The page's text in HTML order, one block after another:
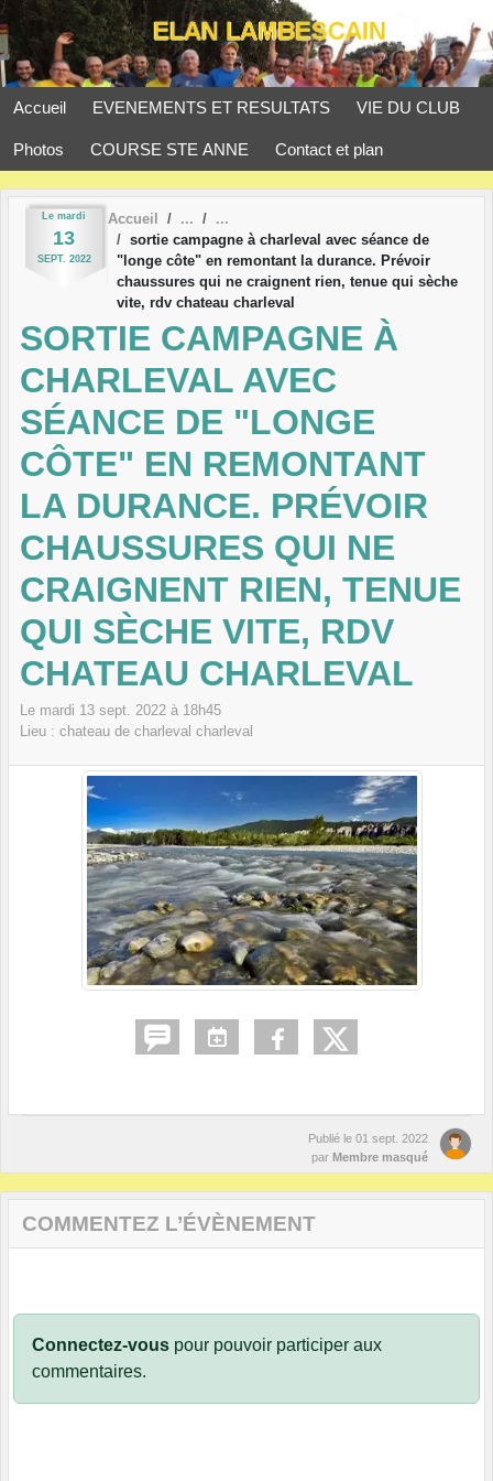
Accueil EVENEMENTS ET RESULTATS VIE DU CLUB
Photos COURSE STE ANNE Contact et plan
Le mardi
13
SEPT. 2022
Accueil
sortie campagne à charleval avec séance de
"longe côte" en remontant la durance. Prévoir
chaussures qui ne craignent rien, tenue qui sèche
vite, rdv chateau charleval
SORTIE CAMPAGNE À
CHARLEVAL AVEC
SÉANCE DE "LONGE
CÔTE" EN REMONTANT
LA DURANCE. PRÉVOIR
CHAUSSURES QUI NE
CRAIGNENT RIEN, TENUE
QUI SÈCHE VITE, RDV
CHATEAU CHARLEVAL
Le mardi 13 sept. 2022 à 18h45
Lieu : chateau de charleval charleval
Publié le 01 sept. 2022
par Membre masqué
COMMENTEZ L’ÉVÈNEMENT
Connectez-vous pour pouvoir participer aux
commentaires.
Panneau de gestion des cookies